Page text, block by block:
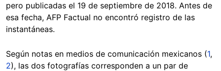
Ocultar
pero publicadas el 19 de septiembre de 2018. Antes de
esa fecha, AFP Factual no encontró registro de las
instantáneas.
Según notas en medios de comunicación mexicanos (1,
2), las dos fotografías corresponden a un par de